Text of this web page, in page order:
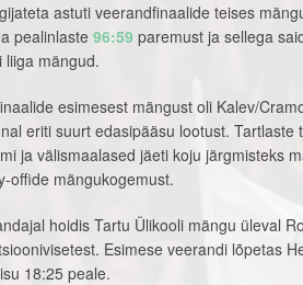
astuti veerandfinaalide teises
pealinlaste96:59 paremust ja sellega
liiga mängud.
esimesest mängust oli Kalev/
eriti suurt edasipääsu lootust.
ja välismaalased jäeti koju järgmisteks
offide mängukogemust.
hoidis Tartu Ülikooli mängu üleval
Esimese veerandi lõpetas
18:25 peale.